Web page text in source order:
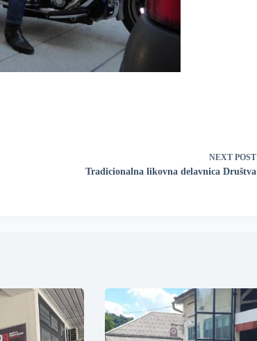
NEXT POST
Tradicionalna likovna delavnica Društva